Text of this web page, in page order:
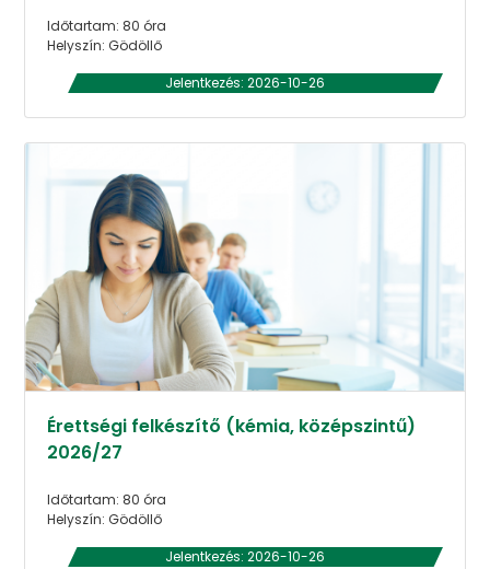
Időtartam: 80 óra
Helyszín: Gödöllő
Jelentkezés: 2026-10-26
Érettségi felkészítő (kémia, középszintű)
2026/27
Időtartam: 80 óra
Helyszín: Gödöllő
Jelentkezés: 2026-10-26